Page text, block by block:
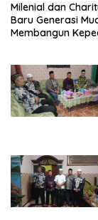
Milenial dan
Baru Generasi
Membangun